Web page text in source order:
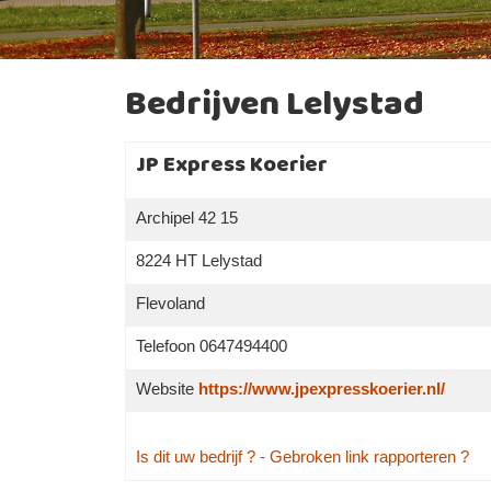
Bedrijven Lelystad
JP Express Koerier
Archipel 42 15
8224 HT Lelystad
Flevoland
Telefoon 0647494400
Website https://www.jpexpresskoerier.nl/
Is dit uw bedrijf ? - Gebroken link rapporteren ?